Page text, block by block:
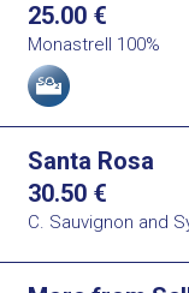
25.00 €
Monastrell 100%
Allergens
Santa Rosa
30.50 €
C. Sauvignon and